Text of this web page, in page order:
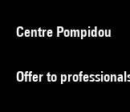
Centre Pompidou
Offer to